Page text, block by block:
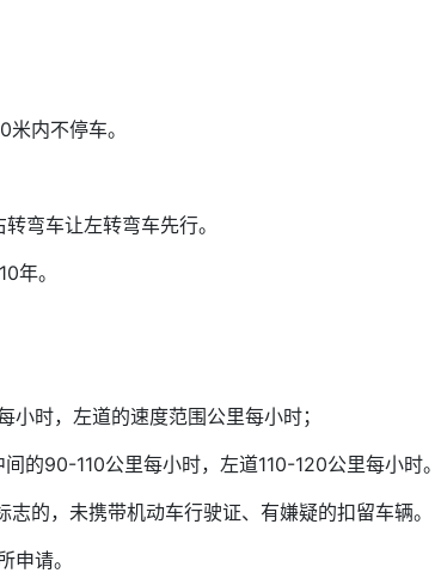
内不停车。
弯车让左转弯车先行。
年。
时，左道的速度范围公里每小时；
的90-110公里每小时，左道110-120公里每小时。
的，未携带机动车行驶证、有嫌疑的扣留车辆。
申请。